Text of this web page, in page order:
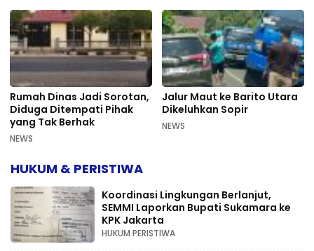
Rumah Dinas Jadi Sorotan,
Diduga Ditempati Pihak
yang Tak Berhak
NEWS
Jalur Maut ke Barito Utara
Dikeluhkan Sopir
NEWS
HUKUM & PERISTIWA
Koordinasi Lingkungan Berlanjut,
SEMMI Laporkan Bupati Sukamara ke
KPK Jakarta
HUKUM PERISTIWA